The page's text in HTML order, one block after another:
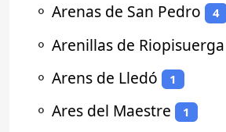
⚬ Arenas de San Pedro 4
⚬ Arenillas de Riopisuerga
⚬ Arens de Lledó 1
⚬ Ares del Maestre 1